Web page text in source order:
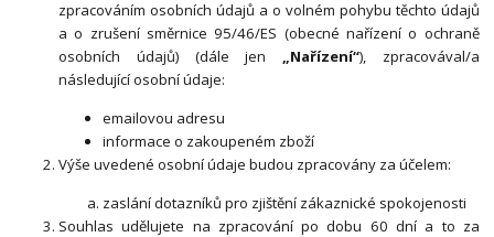
zpracováním osobních údajů a o volném pohybu těchto údajů
a o zrušení směrnice 95/46/ES (obecné nařízení o ochraně
osobních údajů) (dále jen „Nařízení“), zpracovával/a
následující osobní údaje:
emailovou adresu
informace o zakoupeném zboží
Výše uvedené osobní údaje budou zpracovány za účelem:
zaslání dotazníků pro zjištění zákaznické spokojenosti
Souhlas udělujete na zpracování po dobu 60 dní a to za